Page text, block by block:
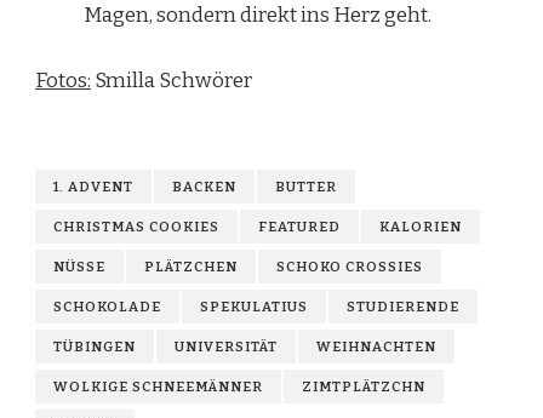
Magen, sondern direkt ins Herz geht.
Fotos: Smilla Schwörer
1. ADVENT BACKEN BUTTER
CHRISTMAS COOKIES FEATURED KALORIEN
NÜSSE PLÄTZCHEN SCHOKO CROSSIES
SCHOKOLADE SPEKULATIUS STUDIERENDE
TÜBINGEN UNIVERSITÄT WEIHNACHTEN
WOLKIGE SCHNEEMÄNNER ZIMTPLÄTZCHN